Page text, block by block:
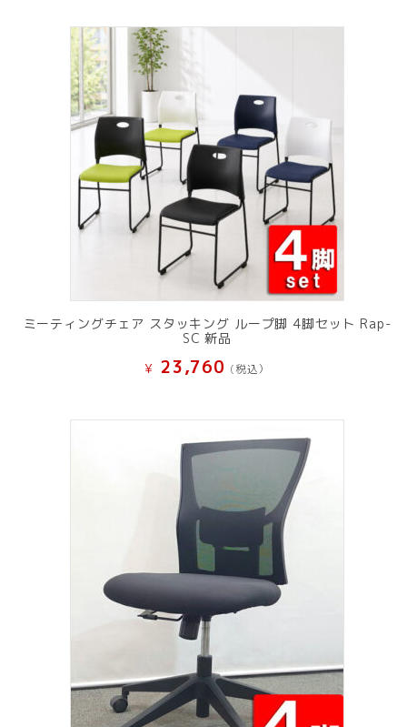
ミーティングチェア スタッキング ループ脚 4脚セット Rap-
SC 新品
¥ 23,760 (税込）